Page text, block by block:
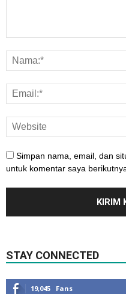
Simpan nama, email, dan
untuk komentar saya
STAY CONNECTED
19,045 Fans